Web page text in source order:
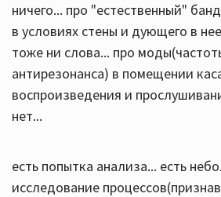
ничего... про "естественный"
в условиях стены и дующего в
тоже ни слова... про
антирезонанса) в помещении
воспроизведения и
нет...
есть попытка анализа... есть
исследование